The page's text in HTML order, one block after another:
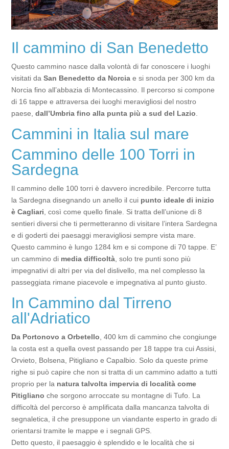
Il cammino di San Benedetto
Questo cammino nasce dalla volontà di far conoscere i luoghi
visitati daSan Benedetto da Norcia e si snoda per 300 km da
Norcia fino all’abbazia di Montecassino. Il percorso si compone
di 16 tappe e attraversa dei luoghi meravigliosi del nostro
paese,dall’Umbria fino alla punta più a sud del Lazio
Cammini in Italia sul mare
Cammino delle 100 Torri in
Sardegna
Il cammino delle 100 torri è davvero incredibile. Percorre tutta
la Sardegna disegnando un anello il cui punto ideale di inizio
è Cagliari , così come quello finale. Si tratta dell’unione di 8
sentieri diversi che ti permetteranno di visitare l’intera Sardegna
e di goderti dei paesaggi meravigliosi sempre vista mare.
Questo cammino è lungo 1284 km e si compone di 70 tappe. E’
un cammino di media difficoltà , solo tre punti sono più
impegnativi di altri per via del dislivello, ma nel complesso la
passeggiata rimane piacevole e impegnativa al punto giusto.
In Cammino dal Tirreno
all'Adriatico
Da Portonovo a Orbetello , 400 km di cammino che congiunge
la costa est a quella ovest passando per 18 tappe tra cui Assisi,
Orvieto, Bolsena, Pitigliano e Capalbio. Solo da queste prime
righe si può capire che non si tratta di un cammino adatto a tutti
proprio per la natura talvolta impervia di località come
Pitigliano che sorgono arroccate su montagne di Tufo. La
difficoltà del percorso è amplificata dalla mancanza talvolta di
segnaletica, il che presuppone un viandante esperto in grado di
orientarsi tramite le mappe e i segnali GPS.
Detto questo, il paesaggio è splendido e le località che si